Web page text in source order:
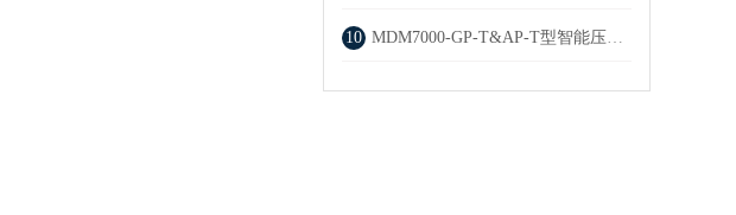
10 MDM7000-GP-T&AP-T型智能压力变送器